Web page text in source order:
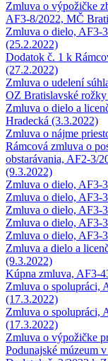
Zmluva o výpožičke
AF3-8/2022, MČ
Zmluva o dielo, AF3-
(25.2.2022)
Dodatok č. 1 k
(27.2.2022)
Zmluva o udelení
OZ Bratislavské
Zmluva o dielo a
Hradecká (3.3.2022)
Zmluva o nájme
Rámcová zmluva o
obstarávania, AF2-3/
(9.3.2022)
Zmluva o dielo, AF3-
Zmluva o dielo, AF3-
Zmluva o dielo, AF3-
Zmluva o dielo, AF3-
Zmluva o dielo, AF3-
Zmluva a dielo a
(9.3.2022)
Kúpna zmluva, AF3-
Zmluva o spolupráci,
(17.3.2022)
Zmluva o spolupráci,
(17.3.2022)
Zmluva o výpožičke
Podunajské múzeum